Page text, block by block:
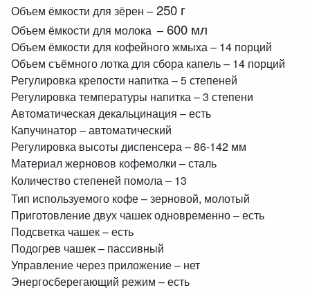
Объем ёмкости для зёрен – 250 г
Объем ёмкости для молока – 600 мл
Объем ёмкости для кофейного жмыха – 14 порций
Объем съёмного лотка для сбора капель – 14 порций
Регулировка крепости напитка – 5 степеней
Регулировка температуры напитка – 3 степени
Автоматическая декальцинация – есть
Капучинатор – автоматический
Регулировка высоты диспенсера – 86-142 мм
Материал жерновов кофемолки – сталь
Количество степеней помола–13
Тип используемого кофе – зерновой, молотый
Приготовление двух чашек одновременно – есть
Подсветка чашек – есть
Подогрев чашек – пассивный
Управление через приложение – нет
Энергосберегающий режим – есть